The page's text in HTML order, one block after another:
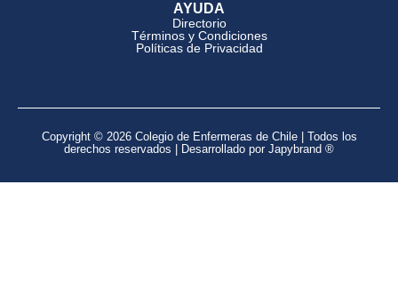
AYUDA
Directorio
Términos y Condiciones
Políticas de Privacidad
Copyright © 2026 Colegio de Enfermeras de Chile | Todos los
derechos reservados | Desarrollado por Japybrand ®